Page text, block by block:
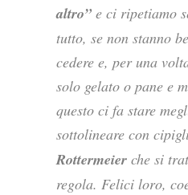
altro” e ci ripetiamo
tutto, se non stanno
cedere e, per una
solo gelato o pane e
questo ci fa stare
sottolineare con
Rottermeier che si
regola. Felici loro,